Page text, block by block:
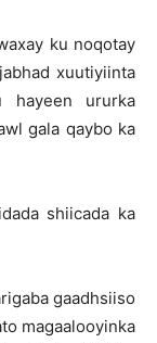
ku noqotay
xuutiyiinta
ururka
gala qaybo ka
shiicada ka
gaadhsiiso
magaalooyinka